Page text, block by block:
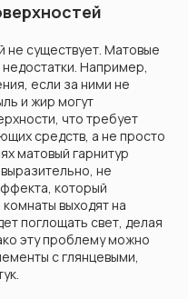
не существует. Матовые
Например,
если за ними не
и жир могут
что требует
средств, а не просто
матовый гарнитур
не
который
выходят на
поглощать свет, делая
эту проблему можно
с глянцевыми,